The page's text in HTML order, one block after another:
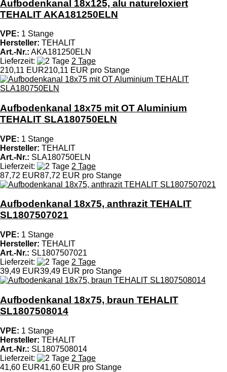
Aufbodenkanal 18x125, alu natureloxiert
TEHALIT AKA181250ELN
VPE: 1 Stange
Hersteller: TEHALIT
Art.-Nr.: AKA181250ELN
Lieferzeit:
2 Tage
210,11 EUR210,11 EUR pro Stange
Aufbodenkanal 18x75 mit OT Aluminium
TEHALIT SLA180750ELN
VPE: 1 Stange
Hersteller: TEHALIT
Art.-Nr.: SLA180750ELN
Lieferzeit:
2 Tage
87,72 EUR87,72 EUR pro Stange
Aufbodenkanal 18x75, anthrazit TEHALIT
SL1807507021
VPE: 1 Stange
Hersteller: TEHALIT
Art.-Nr.: SL1807507021
Lieferzeit:
2 Tage
39,49 EUR39,49 EUR pro Stange
Aufbodenkanal 18x75, braun TEHALIT
SL1807508014
VPE: 1 Stange
Hersteller: TEHALIT
Art.-Nr.: SL1807508014
Lieferzeit:
2 Tage
41,60 EUR41,60 EUR pro Stange